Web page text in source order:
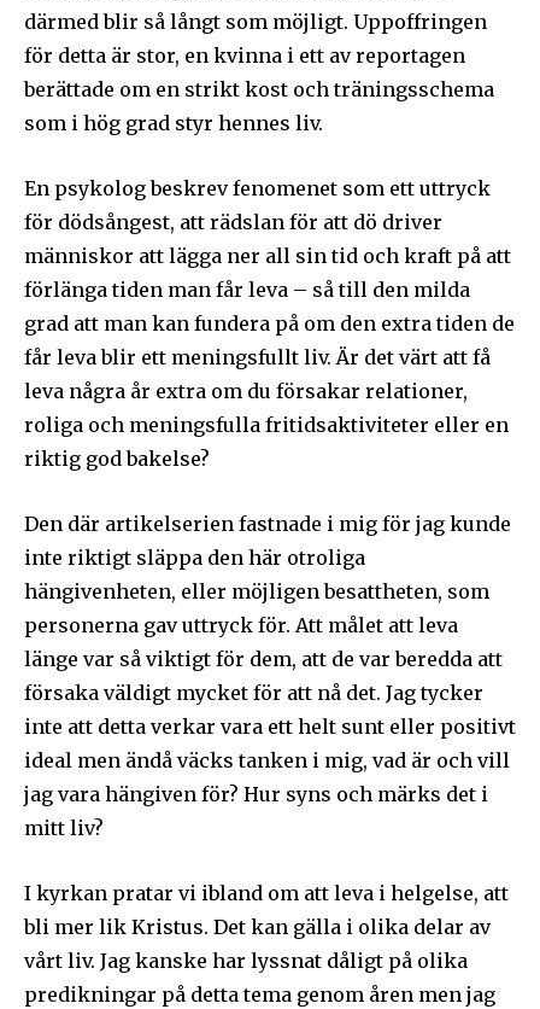
därmed blir så långt som möjligt. Uppoffringen
för detta är stor, en kvinna i ett av reportagen
berättade om en strikt kost och träningsschema
som i hög grad styr hennes liv.
En psykolog beskrev fenomenet som ett uttryck
för dödsångest, att rädslan för att dö driver
människor att lägga ner all sin tid och kraft på att
förlänga tiden man får leva – så till den milda
grad att man kan fundera på om den extra tiden de
får leva blir ett meningsfullt liv. Är det värt att få
leva några år extra om du försakar relationer,
roliga och meningsfulla fritidsaktiviteter eller en
riktig god bakelse?
Den där artikelserien fastnade i mig för jag kunde
inte riktigt släppa den här otroliga
hängivenheten, eller möjligen besattheten, som
personerna gav uttryck för. Att målet att leva
länge var så viktigt för dem, att de var beredda att
försaka väldigt mycket för att nå det. Jag tycker
inte att detta verkar vara ett helt sunt eller positivt
ideal men ändå väcks tanken i mig, vad är och vill
jag vara hängiven för? Hur syns och märks det i
mitt liv?
I kyrkan pratar vi ibland om att leva i helgelse, att
bli mer lik Kristus. Det kan gälla i olika delar av
vårt liv. Jag kanske har lyssnat dåligt på olika
predikningar på detta tema genom åren men jag